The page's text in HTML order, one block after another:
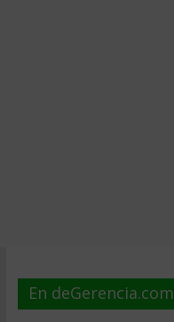
En deGerencia.com